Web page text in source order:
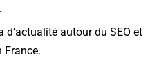
d’actualité autour du SEO et
France.